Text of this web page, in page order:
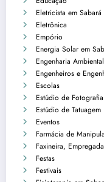
Eletricista em
Eletrônica
Empório
Energia Solar em
Engenharia
Engenheiros e
Escolas
Estúdio de Fotografia
Estúdio de Tatuagem
Eventos
Farmácia de
Faxineira,
Festas
Festivais